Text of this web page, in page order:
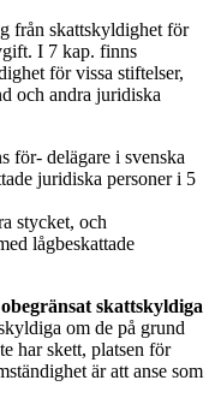
från skattskyldighet för
I 7 kap. finns
för vissa stiftelser,
och andra juridiska
för- delägare i svenska
juridiska personer i 5
stycket, och
lågbeskattade
skattskyldiga
om de på grund
har skett, platsen för
är att anse som